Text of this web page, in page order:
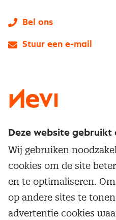
Service & contact
Over inkoop
Netwerk en communities
Aanmelden nieuwsbrief
Populaire thema's
Aanbesteden
Contractmanagement
Opleidingen en
Trainingen
Bel ons
Stuur een e-mail
Deze website gebruikt
Wij gebruiken
cookies om de site
en te optimaliseren.
op andere sites te
advertentie cookies